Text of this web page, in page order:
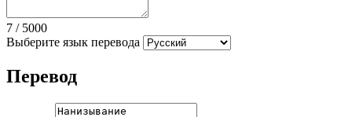
7 / 5000
Выберите язык перевода
Перевод